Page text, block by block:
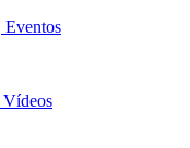
Eventos
Vídeos